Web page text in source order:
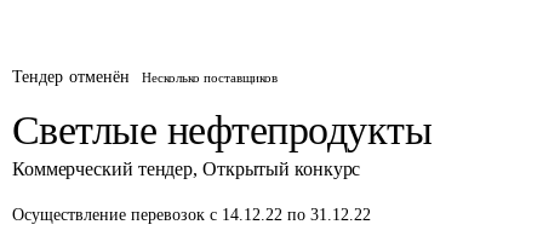
Тендер отменён Несколько поставщиков
Светлые нефтепродукты
Коммерческий тендер, Открытый конкурс
Осуществление перевозок с 14.12.22 по 31.12.22